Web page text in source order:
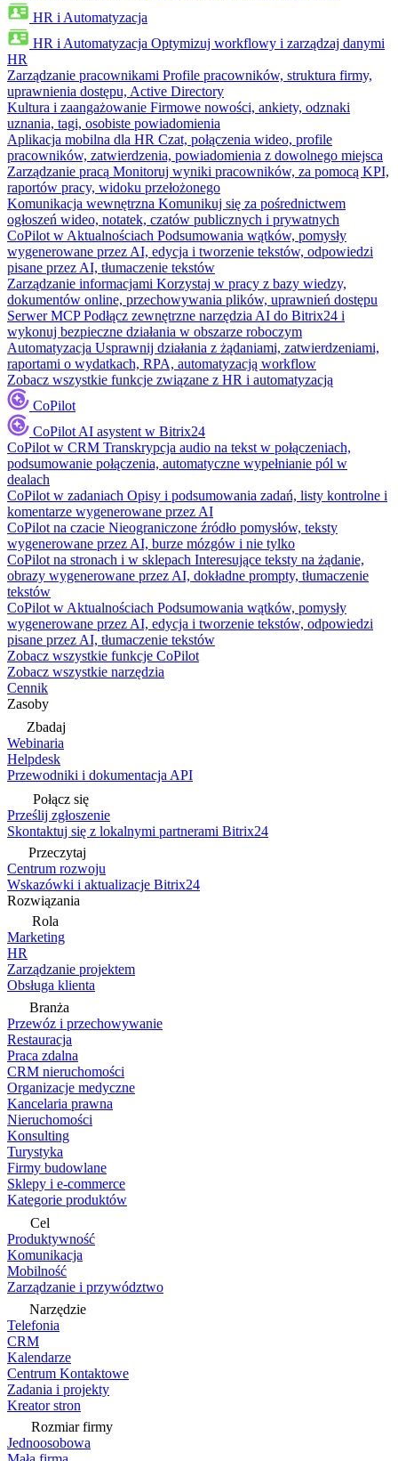
HR i Automatyzacja
HR i Automatyzacja Optymizuj workflowy i zarządzaj danymi
HR
Zarządzanie pracownikami Profile pracowników, struktura firmy,
uprawnienia dostępu, Active Directory
Kultura i zaangażowanie Firmowe nowości, ankiety, odznaki
uznania, tagi, osobiste powiadomienia
Aplikacja mobilna dla HR Czat, połączenia wideo, profile
pracowników, zatwierdzenia, powiadomienia z dowolnego miejsca
Zarządzanie pracą Monitoruj wyniki pracowników, za pomocą KPI,
raportów pracy, widoku przełożonego
Komunikacja wewnętrzna Komunikuj się za pośrednictwem
ogłoszeń wideo, notatek, czatów publicznych i prywatnych
CoPilot w Aktualnościach Podsumowania wątków, pomysły
wygenerowane przez AI, edycja i tworzenie tekstów, odpowiedzi
pisane przez AI, tłumaczenie tekstów
Zarządzanie informacjami Korzystaj w pracy z bazy wiedzy,
dokumentów online, przechowywania plików, uprawnień dostępu
Serwer MCP Podłącz zewnętrzne narzędzia AI do Bitrix24 i
wykonuj bezpieczne działania w obszarze roboczym
Automatyzacja Usprawnij działania z żądaniami, zatwierdzeniami,
raportami o wydatkach, RPA, automatyzacją workflow
Zobacz wszystkie funkcje związane z HR i automatyzacją
CoPilot
CoPilot AI asystent w Bitrix24
CoPilot w CRM Transkrypcja audio na tekst w połączeniach,
podsumowanie połączenia, automatyczne wypełnianie pól w
dealach
CoPilot w zadaniach Opisy i podsumowania zadań, listy kontrolne i
komentarze wygenerowane przez AI
CoPilot na czacie Nieograniczone źródło pomysłów, teksty
wygenerowane przez AI, burze mózgów i nie tylko
CoPilot na stronach i w sklepach Interesujące teksty na żądanie,
obrazy wygenerowane przez AI, dokładne prompty, tłumaczenie
tekstów
CoPilot w Aktualnościach Podsumowania wątków, pomysły
wygenerowane przez AI, edycja i tworzenie tekstów, odpowiedzi
pisane przez AI, tłumaczenie tekstów
Zobacz wszystkie funkcje CoPilot
Zobacz wszystkie narzędzia
Cennik
Zasoby
Zbadaj
Webinaria
Helpdesk
Przewodniki i dokumentacja API
Połącz się
Prześlij zgłoszenie
Skontaktuj się z lokalnymi partnerami Bitrix24
Przeczytaj
Centrum rozwoju
Wskazówki i aktualizacje Bitrix24
Rozwiązania
Rola
Marketing
HR
Zarządzanie projektem
Obsługa klienta
Branża
Przewóz i przechowywanie
Restauracja
Praca zdalna
CRM nieruchomości
Organizacje medyczne
Kancelaria prawna
Nieruchomości
Konsulting
Turystyka
Firmy budowlane
Sklepy i e-commerce
Kategorie produktów
Cel
Produktywność
Komunikacja
Mobilność
Zarządzanie i przywództwo
Narzędzie
Telefonia
CRM
Kalendarze
Centrum Kontaktowe
Zadania i projekty
Kreator stron
Rozmiar firmy
Jednoosobowa